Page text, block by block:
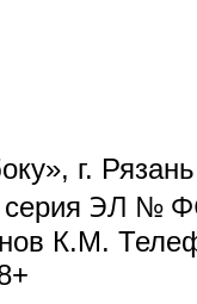
г.
ЭЛ №
К.М.
e-mail)